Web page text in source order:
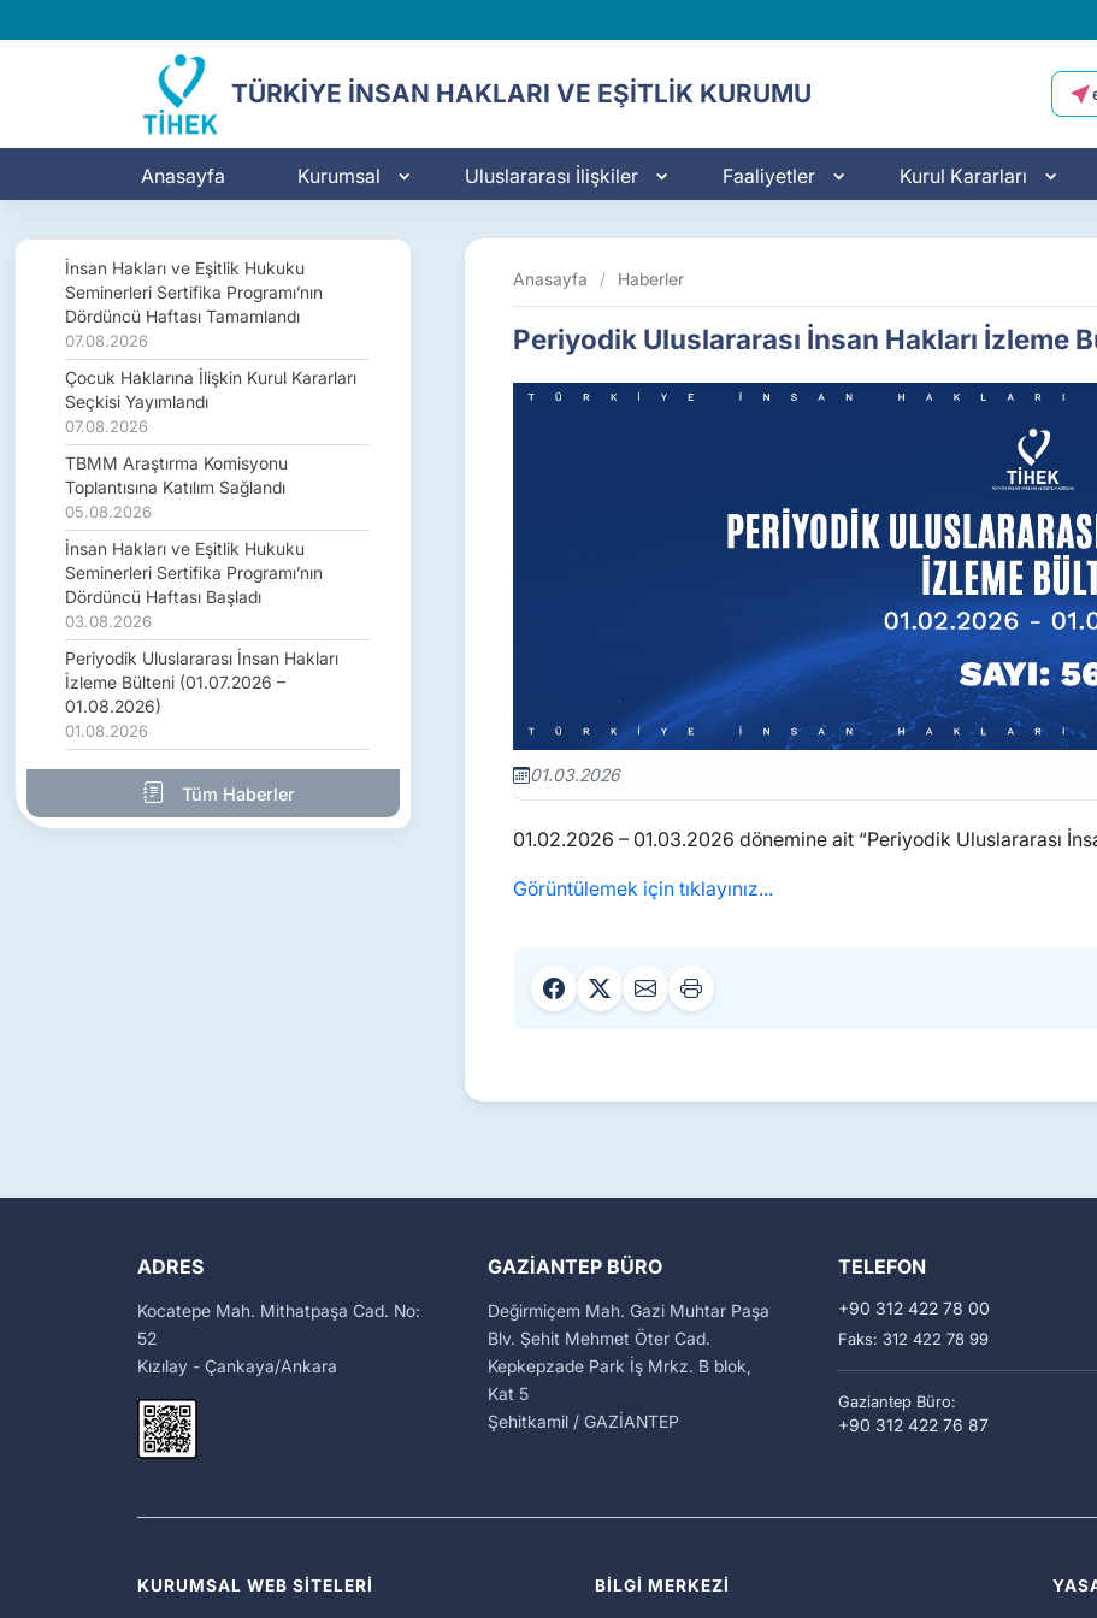
TÜRKİYE İNSAN HAKLARI VE EŞİTLİK KURUMU
Anasayfa Kurumsal Uluslararası İlişkiler Faaliyetler Kurul Kararları
İnsan Hakları ve Eşitlik Hukuku
Seminerleri Sertifika Programı’nın
Dördüncü Haftası Tamamlandı
07.08.2026
Çocuk Haklarına İlişkin Kurul Kararları
Seçkisi Yayımlandı
07.08.2026
TBMM Araştırma Komisyonu
Toplantısına Katılım Sağlandı
05.08.2026
İnsan Hakları ve Eşitlik Hukuku
Seminerleri Sertifika Programı’nın
Dördüncü Haftası Başladı
03.08.2026
Periyodik Uluslararası İnsan Hakları
İzleme Bülteni (01.07.2026 –
01.08.2026)
01.08.2026
Tüm Haberler
Anasayfa / Haberler
Periyodik Uluslararası İnsan Hakları İzleme
01.03.2026
01.02.2026 – 01.03.2026 dönemine ait “Periyodik Uluslararası
Görüntülemek için tıklayınız...
ADRES
Kocatepe Mah. Mithatpaşa Cad. No:
52
Kızılay - Çankaya/Ankara
GAZIANTEP BÜRO
Değirmiçem Mah. Gazi Muhtar Paşa
Blv. Şehit Mehmet Öter Cad.
Kepkepzade Park İş Mrkz. B blok,
Kat 5
Şehitkamil / GAZİANTEP
TELEFON
+90 312 422 78 00
Faks: 312 422 78 99
Gaziantep Büro:
+90 312 422 76 87
KURUMSAL WEB SİTELERİ BİLGİ MERKEZİ